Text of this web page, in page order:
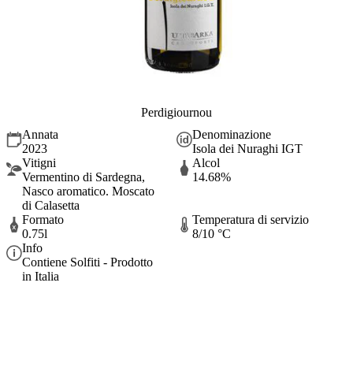
Perdigiournou
Annata
2023
Denominazione
Isola dei Nuraghi IGT
Vitigni
Vermentino di Sardegna,
Nasco aromatico. Moscato
di Calasetta
Alcol
14.68%
Formato
0.75l
Temperatura di servizio
8/10 °C
Info
Contiene Solfiti - Prodotto
in Italia